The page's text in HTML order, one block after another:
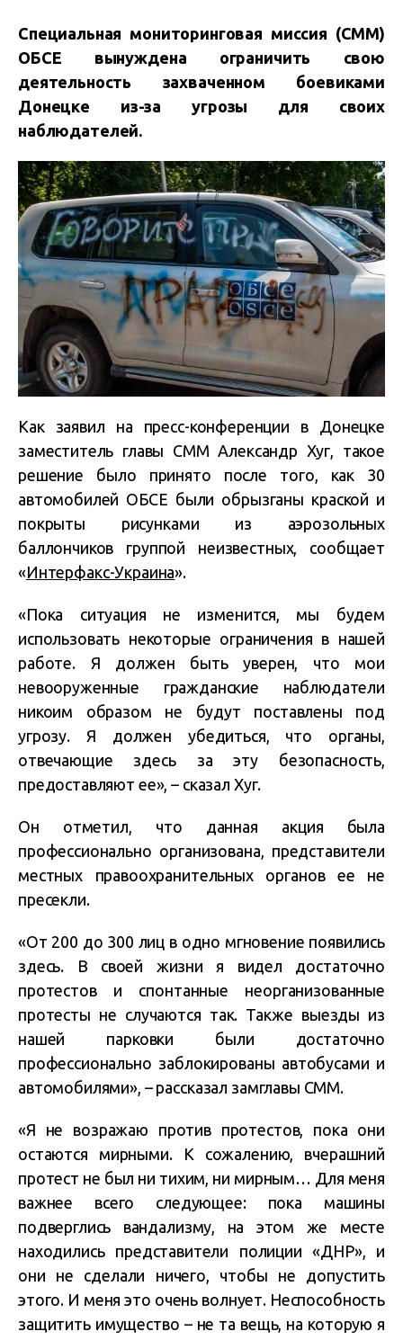
Специальная мониторинговая миссия (СММ)
ОБСЕ вынуждена ограничить свою
деятельность захваченном боевиками
Донецке из-за угрозы для своих
наблюдателей.
Как заявил на пресс-конференции в Донецке
заместитель главы СММ Александр Хуг, такое
решение было принято после того, как 30
автомобилей ОБСЕ были обрызганы краской и
покрыты рисунками из аэрозольных
баллончиков группой неизвестных, сообщает
«Интерфакс-Украина».
«Пока ситуация не изменится, мы будем
использовать некоторые ограничения в нашей
работе. Я должен быть уверен, что мои
невооруженные гражданские наблюдатели
никоим образом не будут поставлены под
угрозу. Я должен убедиться, что органы,
отвечающие здесь за эту безопасность,
предоставляют ее», – сказал Хуг.
Он отметил, что данная акция была
профессионально организована, представители
местных правоохранительных органов ее не
пресекли.
«От 200 до 300 лиц в одно мгновение появились
здесь. В своей жизни я видел достаточно
протестов и спонтанные неорганизованные
протесты не случаются так. Также выезды из
нашей парковки были достаточно
профессионально заблокированы автобусами и
автомобилями», – рассказал замглавы СММ.
«Я не возражаю против протестов, пока они
остаются мирными. К сожалению, вчерашний
протест не был ни тихим, ни мирным… Для меня
важнее всего следующее: пока машины
подверглись вандализму, на этом же месте
находились представители полиции «ДНР», и
они не сделали ничего, чтобы не допустить
этого. И меня это очень волнует. Неспособность
защитить имущество – не та вещь, на которую я